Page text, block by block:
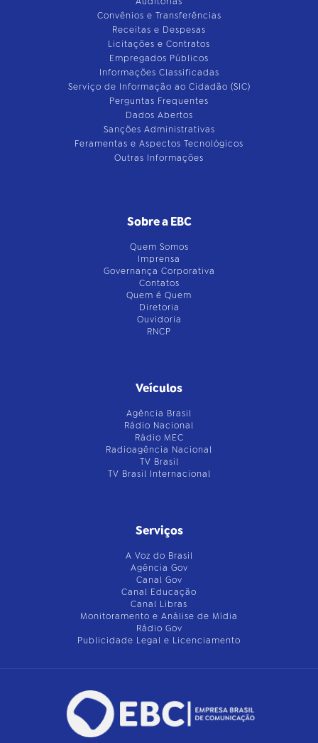
Convênios e Transferências
Receitas e Despesas
Licitações e Contratos
Empregados Públicos
Informações Classificadas
Serviço de Informação ao Cidadão (SIC)
Perguntas Frequentes
Dados Abertos
Sanções Administrativas
Feramentas e Aspectos Tecnológicos
Outras Informações
Sobre a EBC
Quem Somos
Imprensa
Governança Corporativa
Contatos
Quem é Quem
Diretoria
Ouvidoria
RNCP
Veículos
Agência Brasil
Rádio Nacional
Rádio MEC
Radioagência Nacional
TV Brasil
TV Brasil Internacional
Serviços
A Voz do Brasil
Agência Gov
Canal Gov
Canal Educação
Canal Libras
Monitoramento e Análise de Mídia
Rádio Gov
Publicidade Legal e Licenciamento